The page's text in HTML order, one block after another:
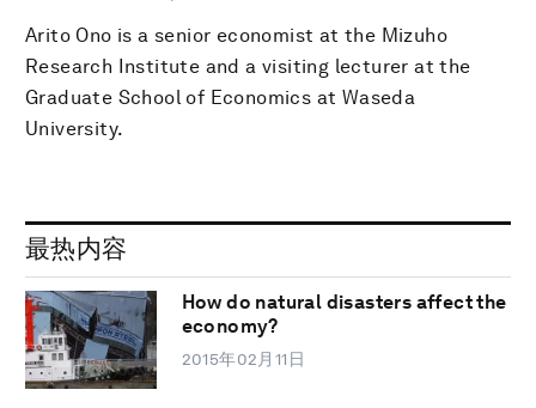
Arito Ono is a senior economist at the Mizuho
Research Institute and a visiting lecturer at the
Graduate School of Economics at Waseda
University.
最热内容
How do natural disasters affect the
economy?
2015年02月11日